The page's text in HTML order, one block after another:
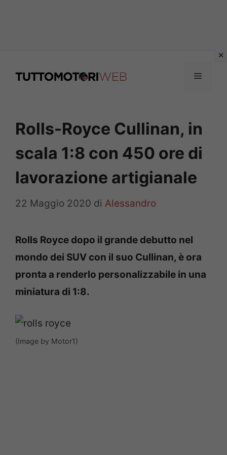
Menu
Rolls-Royce Cullinan, in
scala 1:8 con 450 ore di
lavorazione artigianale
22 Maggio 2020 di Alessandro
Rolls Royce dopo il grande debutto nel
mondo dei SUV con il suo Cullinan, è ora
pronta a renderlo personalizzabile in una
miniatura di 1:8.
(Image by Motor1)